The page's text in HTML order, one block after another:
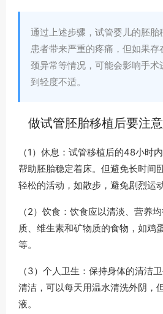
通过上述步骤，试管婴儿的胚胎
患者带来严重的疼痛，但如果存
颈异常等情况，可能会影响手
到轻度不适。
做试管胚胎移植后要注
（1）休息：试管移植后的48小时
帮助胚胎稳定着床。但避免长时间
轻松的活动，如散步，避免剧烈运
（2）饮食：饮食应以清淡、营养
质、维生素和矿物质的食物，如鸡
等。
（3）个人卫生：保持身体的清洁
清洁，可以每天用温水清洗外阴，
液。